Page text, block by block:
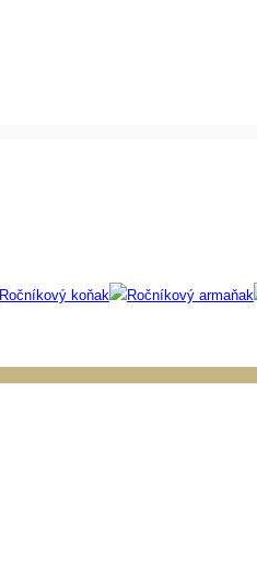
Ročníkový koňak Ročníkový armaňak